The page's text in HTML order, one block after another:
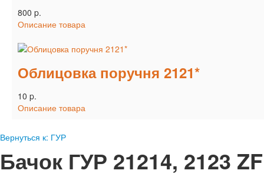
800 p.
Описание товара
Облицовка поручня 2121*
10 p.
Описание товара
Вернуться к: ГУР
Бачок ГУР 21214, 2123 ZF